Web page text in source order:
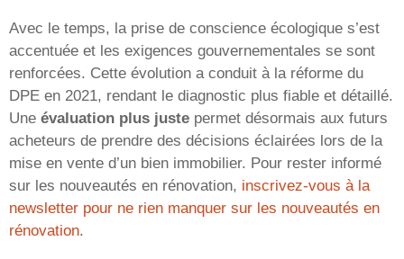
Avec le temps, la prise de conscience écologique s’est
accentuée et les exigences gouvernementales se sont
renforcées. Cette évolution a conduit à la réforme du
DPE en 2021, rendant le diagnostic plus fiable et détaillé.
Une évaluation plus juste permet désormais aux futurs
acheteurs de prendre des décisions éclairées lors de la
mise en vente d’un bien immobilier. Pour rester informé
sur les nouveautés en rénovation, inscrivez-vous à la
newsletter pour ne rien manquer sur les nouveautés en
rénovation.